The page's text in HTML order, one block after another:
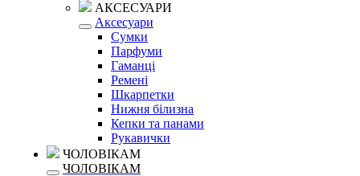
АКСЕСУАРИ
Аксесуари
Сумки
Парфуми
Гаманці
Ремені
Шкарпетки
Нижня білизна
Кепки та панами
Рукавички
ЧОЛОВІКАМ
ЧОЛОВІКАМ